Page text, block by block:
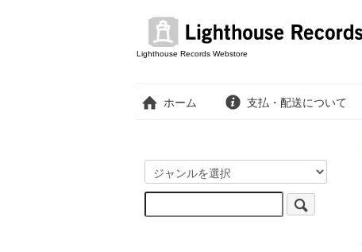
Lighthouse Records Webstore
ホーム 支払・配送について